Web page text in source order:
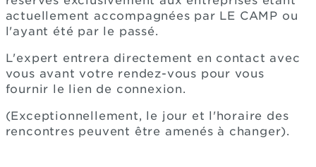
actuellement accompagnées par LE CAMP ou
l'ayant été par le passé.
L'expert entrera directement en contact avec
vous avant votre rendez-vous pour vous
fournir le lien de connexion.
(Exceptionnellement, le jour et l'horaire des
rencontres peuvent être amenés à changer).